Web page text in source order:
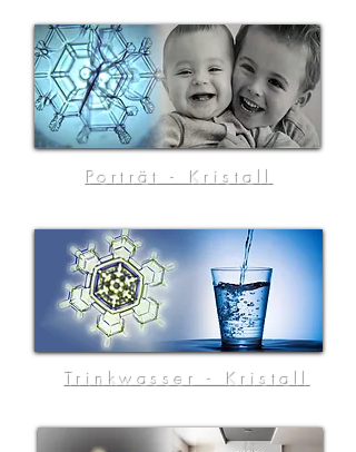
Porträt - Kristall
Trinkwasser - Kristall